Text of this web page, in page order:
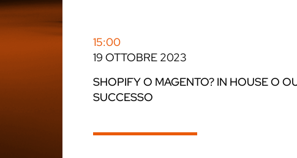
15:00
19 OTTOBRE 2023
SHOPIFY O MAGENTO? IN HOUSE O
SUCCESSO